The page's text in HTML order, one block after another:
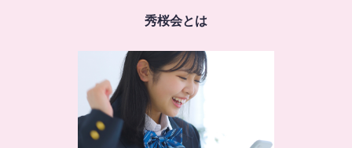
秀桜会とは